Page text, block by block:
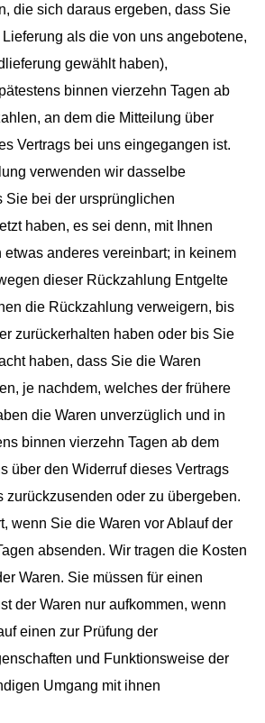
die sich daraus ergeben, dass Sie
als die von uns angebotene,
gewählt haben),
binnen vierzehn Tagen ab
an dem die Mitteilung über
Vertrags bei uns eingegangen ist.
verwenden wir dasselbe
Sie bei der ursprünglichen
haben, es sei denn, mit Ihnen
anderes vereinbart; in keinem
dieser Rückzahlung Entgelte
die Rückzahlung verweigern, bis
zurückerhalten haben oder bis Sie
haben, dass Sie die Waren
je nachdem, welches der frühere
die Waren unverzüglich und in
binnen vierzehn Tagen ab dem
über den Widerruf dieses Vertrags
zurückzusenden oder zu übergeben.
wenn Sie die Waren vor Ablauf der
absenden. Wir tragen die Kosten
Waren. Sie müssen für einen
der Waren nur aufkommen, wenn
einen zur Prüfung der
und Funktionsweise der
Umgang mit ihnen